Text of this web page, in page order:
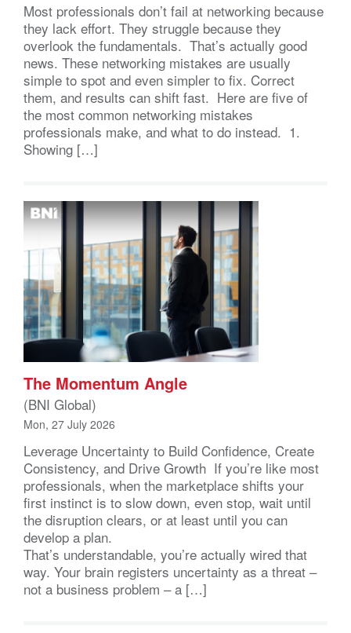
Most professionals don’t fail at networking because
they lack effort. They struggle because they
overlook the fundamentals. That’s actually good
news. These networking mistakes are usually
simple to spot and even simpler to fix. Correct
them, and results can shift fast. Here are five of
the most common networking mistakes
professionals make, and what to do instead. 1.
Showing […]
The Momentum Angle
(BNI Global)
Mon, 27 July 2026
Leverage Uncertainty to Build Confidence, Create
Consistency, and Drive Growth If you’re like most
professionals, when the marketplace shifts your
first instinct is to slow down, even stop, wait until
the disruption clears, or at least until you can
develop a plan.
That’s understandable, you’re actually wired that
way. Your brain registers uncertainty as a threat –
not a business problem – a […]